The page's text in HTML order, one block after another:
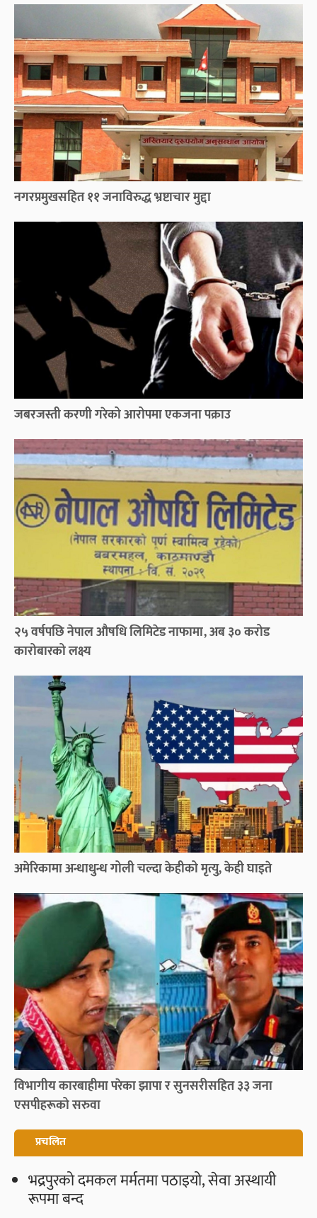
नगरप्रमुखसहित ११ जनाविरुद्ध भ्रष्टाचार मुद्दा
जबरजस्ती करणी गरेको आरोपमा एकजना पक्राउ
२५ वर्षपछि नेपाल औषधि लिमिटेड नाफामा, अब ३० करोड
कारोबारको लक्ष्य
अमेरिकामा अन्धाधुन्ध गोली चल्दा केहीको मृत्यु, केही घाइते
विभागीय कारबाहीमा परेका झापा र सुनसरीसहित ३३ जना
एसपीहरूको सरुवा
प्रचलित
भद्रपुरको दमकल मर्मतमा पठाइयो, सेवा अस्थायी
रूपमा बन्द